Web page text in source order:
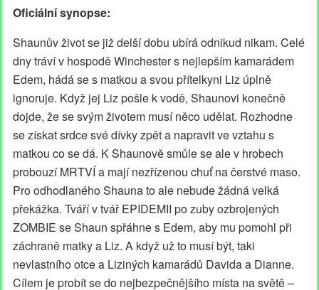
Oficiální synopse:
Shaunův život se již delší dobu ubírá odnikud nikam. Celé
dny tráví v hospodě Winchester s nejlepším kamarádem
Edem, hádá se s matkou a svou přítelkyni Liz úplně
ignoruje. Když jej Liz pošle k vodě, Shaunovi konečně
dojde, že se svým životem musí něco udělat. Rozhodne
se získat srdce své dívky zpět a napravit ve vztahu s
matkou co se dá. K Shaunově smůle se ale v hrobech
probouzí MRTVÍ a mají nezřízenou chuť na čerstvé maso.
Pro odhodlaného Shauna to ale nebude žádná velká
překážka. Tváří v tvář EPIDEMII po zuby ozbrojených
ZOMBIE se Shaun spřáhne s Edem, aby mu pomohl při
záchraně matky a Liz. A když už to musí být, taki
nevlastního otce a Liziných kamarádů Davida a Dianne.
Cílem je probít se do nejbezpečnějšího místa na světě –